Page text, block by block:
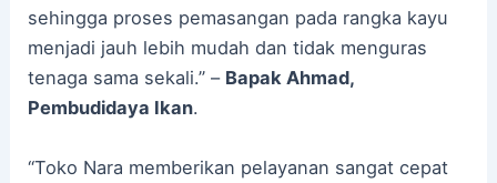
sehingga proses pemasangan pada rangka kayu
menjadi jauh lebih mudah dan tidak menguras
tenaga sama sekali.” – Bapak Ahmad,
Pembudidaya Ikan.
“Toko Nara memberikan pelayanan sangat cepat